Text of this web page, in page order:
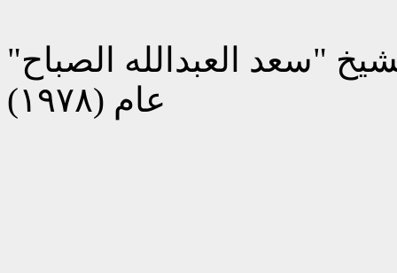
"سعد العبدالله الصباح"
عام (١٩٧٨)